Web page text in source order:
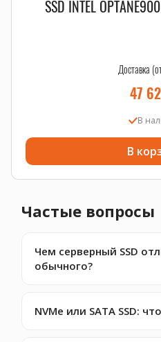
SSD INTEL
Доставка
47
В
В
Частые вопросы
Чем серверный SSD
обычного?
NVMe или SATA SSD: